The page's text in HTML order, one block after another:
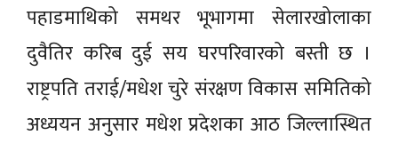
पहाडमाथिको समथर भूभागमा सेलारखोलाका
दुवैतिर करिब दुई सय घरपरिवारको बस्ती छ ।
राष्ट्रपति तराई/मधेश चुरे संरक्षण विकास समितिको
अध्ययन अनुसार मधेश प्रदेशका आठ जिल्लास्थित